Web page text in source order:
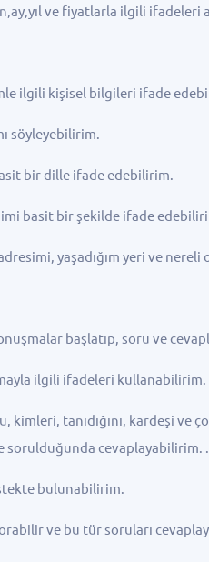
ve fiyatlarla ilgili ifadeleri
ilgili kişisel bilgileri ifade
söyleyebilirim.
bir dille ifade edebilirim.
basit bir şekilde ifade
yaşadığım yeri ve nereli
başlatıp, soru ve
ilgili ifadeleri kullanabilirim.
tanıdığını, kardeşi ve
sorulduğunda cevaplayabilirim.
bulunabilirim.
ve bu tür soruları